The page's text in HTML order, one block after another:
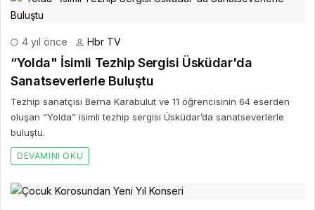
4 yıl önce Hbr TV
“Yolda" İsimli Tezhip Sergisi Üsküdar'da
Sanatseverlerle Buluştu
Tezhip sanatçısı Berna Karabulut ve 11 öğrencisinin 64 eserden
oluşan “Yolda” isimli tezhip sergisi Üsküdar’da sanatseverlerle
buluştu.
DEVAMINI OKU